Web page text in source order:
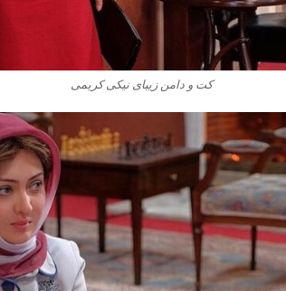
کت و دامن زیبای نیکی کریمی